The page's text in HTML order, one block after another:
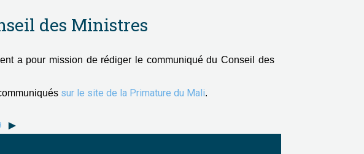
des Ministres
a pour mission de rédiger le communiqué du Conseil des
sur le site de la Primature du Mali.